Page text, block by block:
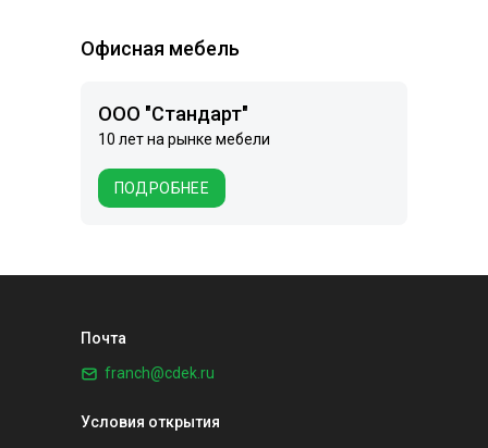
ООО "Стандарт"
10 лет на рынке мебели
ПОДРОБНЕЕ
Офисная мебель
Условия открытия
Почта
franch@cdek.ru